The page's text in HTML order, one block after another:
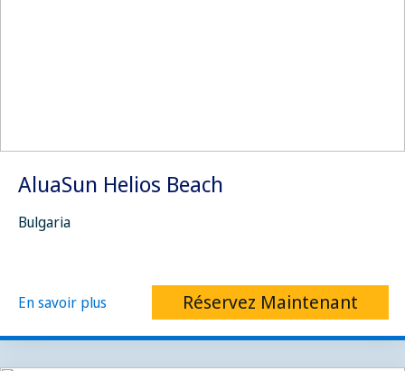
AluaSun Helios Beach
Bulgaria
En savoir plus Réservez Maintenant